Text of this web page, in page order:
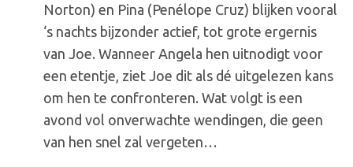
Norton) en Pina (Penélope Cruz) blijken vooral
‘s nachts bijzonder actief, tot grote ergernis
van Joe. Wanneer Angela hen uitnodigt voor
een etentje, ziet Joe dit als dé uitgelezen kans
om hen te confronteren. Wat volgt is een
avond vol onverwachte wendingen, die geen
van hen snel zal vergeten…